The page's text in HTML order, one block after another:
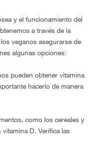
y el funcionamiento del
a través de la
veganos asegurarse de
algunas opciones:
pueden obtener vitamina
hacerlo de manera
como los cereales y
D. Verifica las